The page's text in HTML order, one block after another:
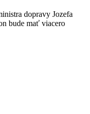
dopravy Jozefa
bude mať viacero
a